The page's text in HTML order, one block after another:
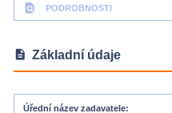
find_in_page PODROBNOSTI
description Základní údaje
Úřední název zadavatele